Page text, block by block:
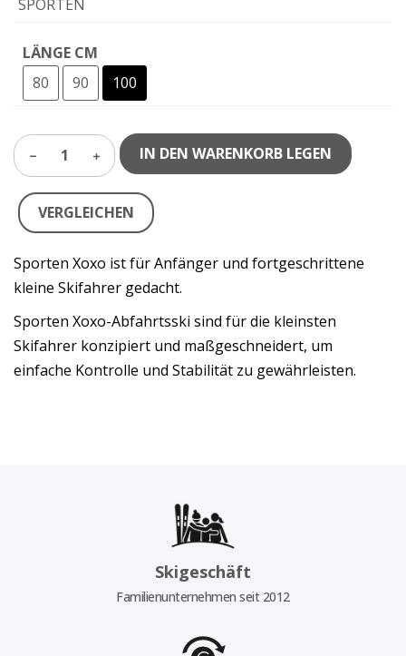
SPORTEN
LÄNGE CM
80
90 100
1 IN DEN WARENKORB LEGEN
VERGLEICHEN
Sporten Xoxo ist für Anfänger und fortgeschrittene
kleine Skifahrer gedacht.
Sporten Xoxo-Abfahrtsski sind für die kleinsten
Skifahrer konzipiert und maßgeschneidert, um
einfache Kontrolle und Stabilität zu gewährleisten.
Skigeschäft
Familienunternehmen seit 2012